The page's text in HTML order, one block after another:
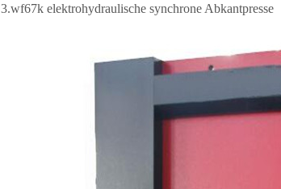
3.wf67k elektrohydraulische synchrone Abkantpresse